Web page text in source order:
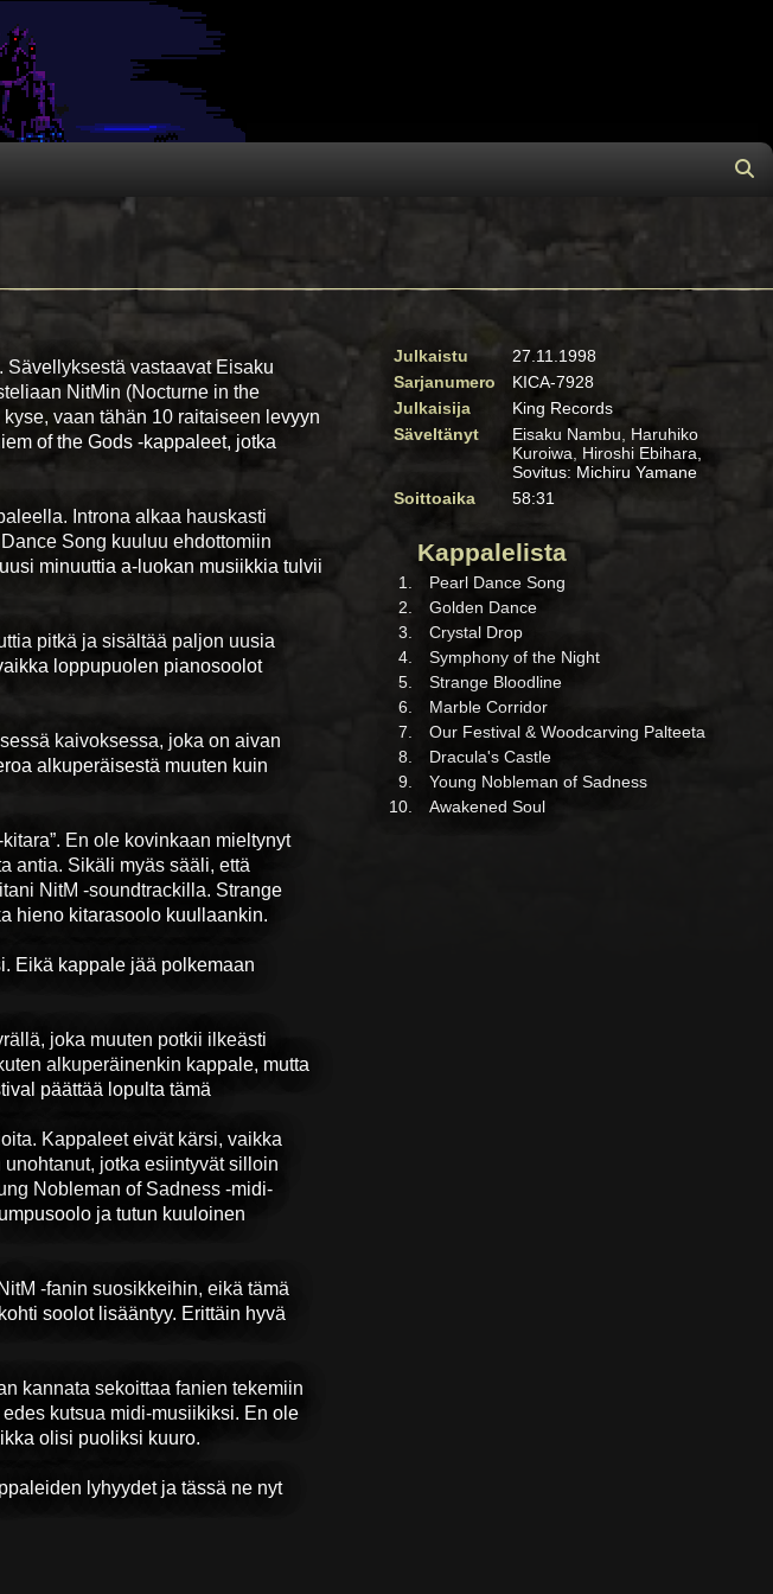
Sävellyksestä vastaavat Eisaku
NitMin (Nocturne in the
vaan tähän 10 raitaiseen levyyn
of the Gods -kappaleet, jotka
Introna alkaa hauskasti
Song kuuluu ehdottomiin
minuuttia a-luokan musiikkia tulvii
pitkä ja sisältää paljon uusia
loppupuolen pianosoolot
kaivoksessa, joka on aivan
alkuperäisestä muuten kuin
En ole kovinkaan mieltynyt
antia. Sikäli myäs sääli, että
NitM -soundtrackilla. Strange
hieno kitarasoolo kuullaankin.
Eikä kappale jää polkemaan
joka muuten potkii ilkeästi
alkuperäinenkin kappale, mutta
päättää lopulta tämä
Kappaleet eivät kärsi, vaikka
jotka esiintyvät silloin
Nobleman of Sadness -midi-
ja tutun kuuloinen
-fanin suosikkeihin, eikä tämä
soolot lisääntyy. Erittäin hyvä
kannata sekoittaa fanien tekemiin
kutsua midi-musiikiksi. En ole
olisi puoliksi kuuro.
lyhyydet ja tässä ne nyt
Julkaistu
27.11.1998
Sarjanumero
KICA-7928
Julkaisija
King Records
Säveltänyt
Eisaku Nambu, Haruhiko
Kuroiwa, Hiroshi Ebihara,
Sovitus: Michiru Yamane
Soittoaika
58:31
Kappalelista
Pearl Dance Song
Golden Dance
Crystal Drop
Symphony of the Night
Strange Bloodline
Marble Corridor
Our Festival & Woodcarving Palteeta
Dracula's Castle
Young Nobleman of Sadness
Awakened Soul